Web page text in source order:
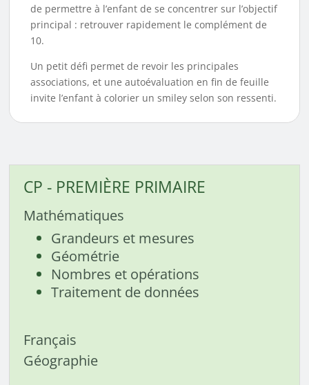
de permettre à l’enfant de se concentrer sur l’objectif
principal : retrouver rapidement le complément de
10.
Un petit défi permet de revoir les principales
associations, et une autoévaluation en fin de feuille
invite l’enfant à colorier un smiley selon son ressenti.
CP - PREMIÈRE PRIMAIRE
Mathématiques
Grandeurs et mesures
Géométrie
Nombres et opérations
Traitement de données
Français
Géographie